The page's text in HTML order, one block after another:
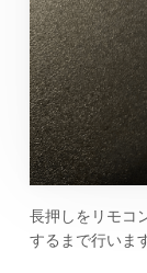
長押しをリモコ
するまで行いま